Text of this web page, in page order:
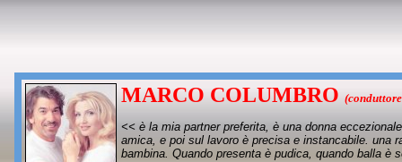
MARCO COLUMBRO
<< è la mia partner preferita, è una donna
amica, e poi sul lavoro è precisa e instancabile. una
bambina. Quando presenta è pudica, quando balla